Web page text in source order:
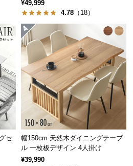
¥49,999
4.78 （18）
セ
幅150cm 天然木ダイニングテーブ
ル 一枚板デザイン 4人掛け
¥39,990